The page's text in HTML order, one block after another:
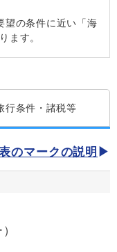
望の条件に近い「海
ます。
行条件・諸税等
のマークの説明